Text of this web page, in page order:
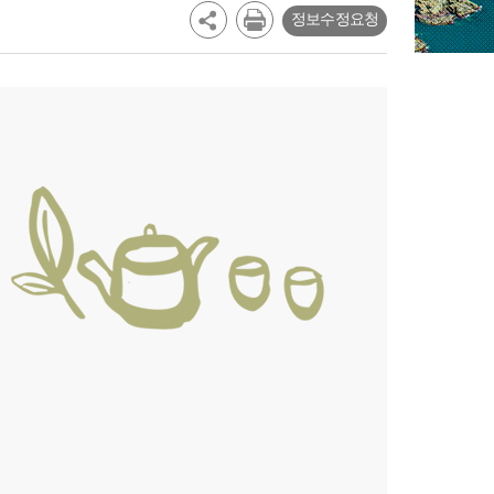
정보수정요청